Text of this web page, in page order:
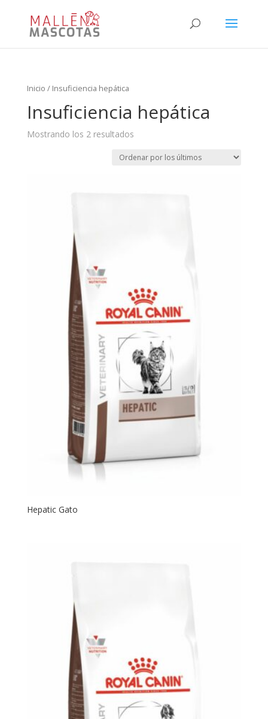
Inicio / Insuficiencia hepática
Insuficiencia hepática
Mostrando los 2 resultados
Hepatic Gato